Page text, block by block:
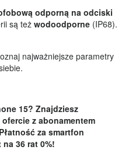
odporną na odciski
są też wodoodporne (IP68).
najważniejsze parametry
15? Znajdziesz
z abonamentem
za smartfon
36 rat 0%!